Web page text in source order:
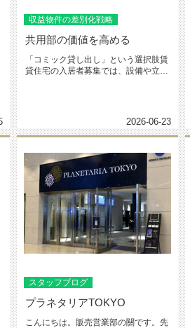
収益物件の差別化戦略
共用部の価値を高める
「コミック貸し出し」という選択肢賃
貸住宅の入居者募集では、設備や立地
2026-06-23
スタッフブログ
プラネタリアTOKYO
こんにちは。販売営業部の關です。先